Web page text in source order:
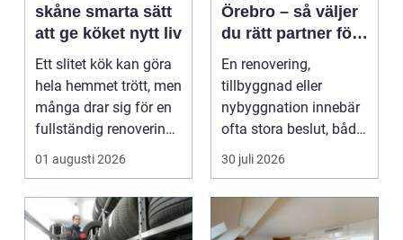
skåne smarta sätt
att ge köket nytt liv
Ett slitet kök kan göra
hela hemmet trött, men
många drar sig för en
fullständig renovering.
Det tar...
01 augusti 2026
Örebro – så väljer
du rätt partner för
ditt projekt
En renovering,
tillbyggnad eller
nybyggnation innebär
ofta stora beslut, både
ekonomiskt ...
30 juli 2026